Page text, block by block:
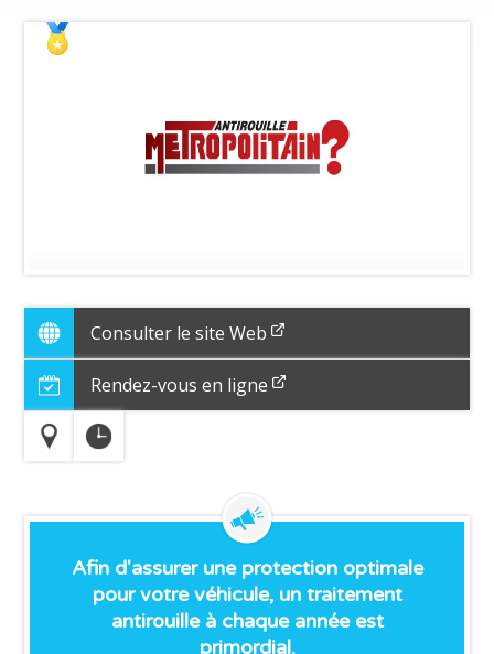
Consulter le site Web
Rendez-vous en ligne
Afin d'assurer une protection optimale
pour votre véhicule, un traitement
antirouille à chaque année est
primordial.